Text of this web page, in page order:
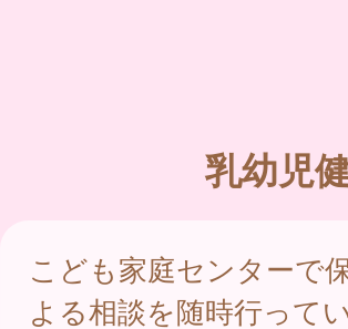
乳幼児
こども家庭センターで
よる相談を随時行って